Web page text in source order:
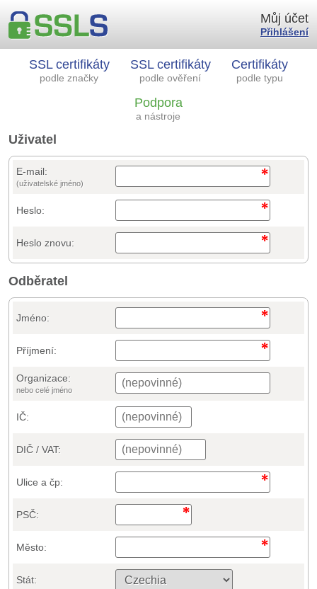
SSL certifikáty
podle značky
SSL certifikáty
podle ověření
Certifikáty
podle typu
Podpora
a nástroje
Můj účet
Přihlášení
Uživatel
E-mail:
(uživatelské jméno)
Heslo:
Heslo znovu:
Odběratel
Jméno:
Příjmení:
Organizace:
nebo celé jméno
IČ:
DIČ / VAT:
Ulice a čp:
PSČ:
Město:
Stát: